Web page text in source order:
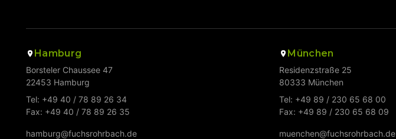
Hamburg
Borsteler Chaussee 47
22453 Hamburg
Tel: +49 40 / 78 89 26 34
Fax: +49 40 / 78 89 26 35
hamburg@fuchsrohrbach.de
München
Residenzstraße 25
80333 München
Tel: +49 89 / 230 65 68 00
Fax: +49 89 / 230 65 68 09
muenchen@fuchsrohrbach.de